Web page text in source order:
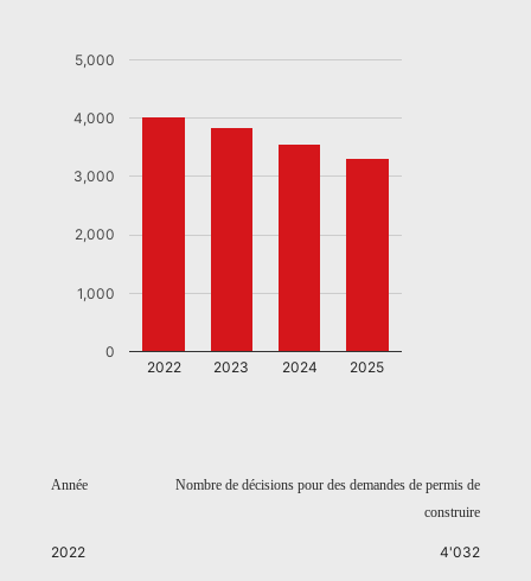
2022 2023 2024 2025
0
1,000
2,000
3,000
4,000
5,000
Année
Nombre de décisions pour des demandes de permis de
construire
2022 4'032